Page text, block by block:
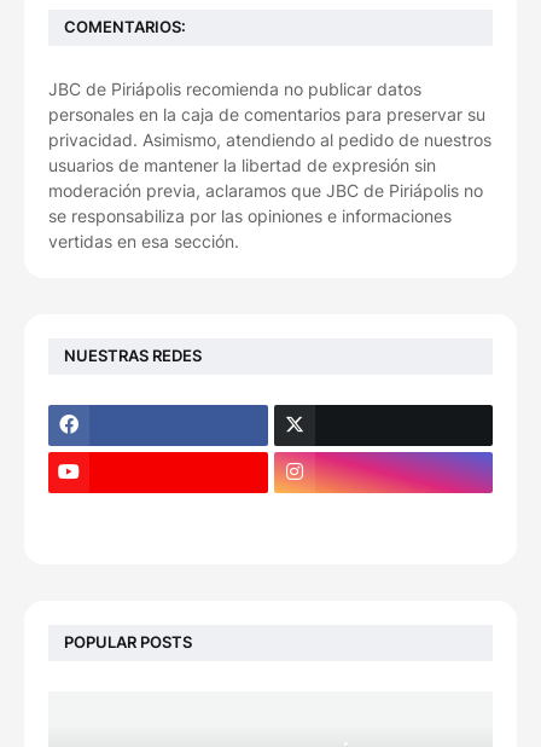
COMENTARIOS:
JBC de Piriápolis recomienda no publicar datos
personales en la caja de comentarios para preservar su
privacidad. Asimismo, atendiendo al pedido de nuestros
usuarios de mantener la libertad de expresión sin
moderación previa, aclaramos que JBC de Piriápolis no
se responsabiliza por las opiniones e informaciones
vertidas en esa sección.
NUESTRAS REDES
POPULAR POSTS